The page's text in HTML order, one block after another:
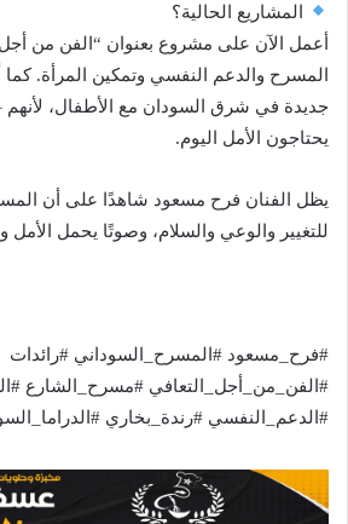
المشاريع الحالية؟
أعمل الآن على مشروع بعنوان “الفن من أجل
المسرح والدعم النفسي وتمكين المرأة.
جديدة في شرق السودان مع الأطفال، لأنهم
يحتاجون الأمل اليوم.
يظل الفنان فرح مسعود شاهدًا على أن
للتغيير والوعي والسلام، وصوتًا يحمل
#فرح_مسعود #المسرح_السوداني #رائدات
#الفن_من_أجل_التعافي #مسرح_الشارع
#الدعم_النفسي #رندة_بخاري